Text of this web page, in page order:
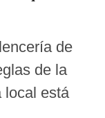
de
de la
local está